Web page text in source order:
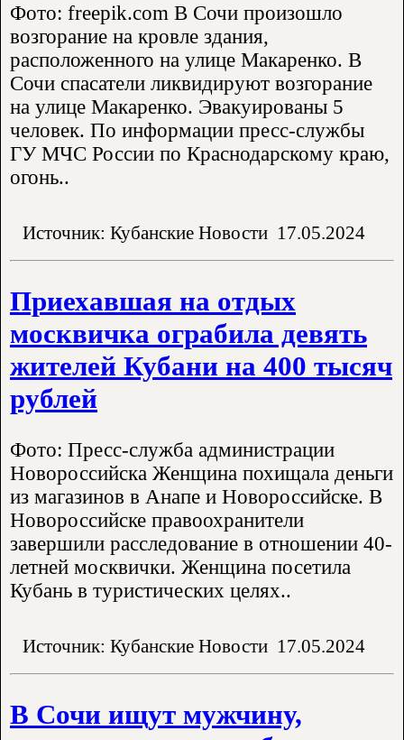
Фото: freepik.com В Сочи произошло
возгорание на кровле здания,
расположенного на улице Макаренко. В
Сочи спасатели ликвидируют возгорание
на улице Макаренко. Эвакуированы 5
человек. По информации пресс-службы
ГУ МЧС России по Краснодарскому краю,
огонь..
Источник: Кубанские Новости 17.05.2024
Приехавшая на отдых
москвичка ограбила девять
жителей Кубани на 400 тысяч
рублей
Фото: Пресс-служба администрации
Новороссийска Женщина похищала деньги
из магазинов в Анапе и Новороссийске. В
Новороссийске правоохранители
завершили расследование в отношении 40-
летней москвички. Женщина посетила
Кубань в туристических целях..
Источник: Кубанские Новости 17.05.2024
В Сочи ищут мужчину,